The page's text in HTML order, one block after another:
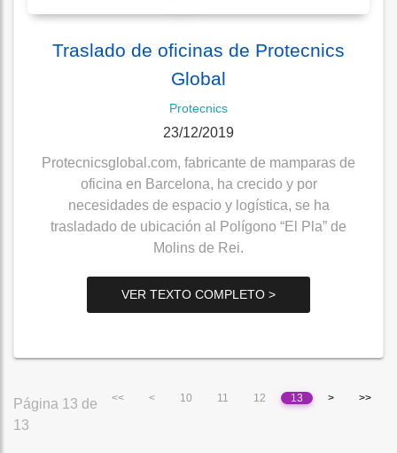
Traslado de oficinas de Protecnics
Global
Protecnics
23/12/2019
Protecnicsglobal.com, fabricante de mamparas de
oficina en Barcelona, ha crecido y por
necesidades de espacio y logística, se ha
trasladado de ubicación al Polígono “El Pla” de
Molins de Rei.
VER TEXTO COMPLETO >
Página 13 de
13
<< < 10 11 12 13 > >>